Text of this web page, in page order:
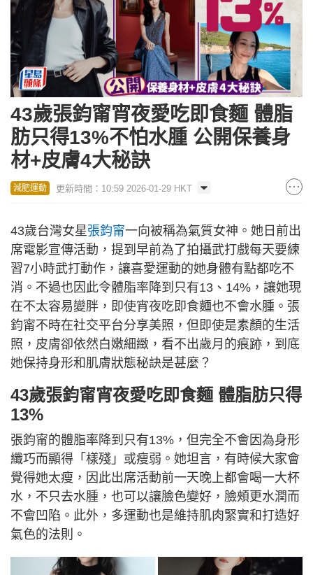
43歲張鈞甯宵夜愛吃即食麵 體脂
肪只得13%不怕水腫 公開保養身
材+皮膚4大秘訣
減肥運動 更新時間：10:59 2026-01-29 HKT
43歲台灣女星張鈞甯一向被稱為氣質女神。她日前出
席電影宣傳活動，提到早前為了拍攝武打戲每天要練
習7小時武打動作，讓喜愛運動的她身體有點都吃不
消。不過也因此令體脂率降到只有13、14%，讓她現
在不太容易變胖，即使宵夜吃即食麵也不會水腫。張
鈞甯不時在社交平台分享美照，但即使是素顏的生活
照，皮膚卻依然白嫩細緻，看不出歲月的痕跡，到底
她保持身形和肌膚狀態秘訣是甚麼？
43歲張鈞甯宵夜愛吃即食麵 體脂肪只得
13%
張鈞甯的體脂率降到只有13%，但完全不會因為身形
纖巧而顯得「樣殘」或瘦弱。她坦言，有時候大家會
覺得她太瘦，因此出席活動前一天晚上都會喝一大杯
水，不只去水腫，也可以讓臉色變好，臉頰更水潤而
不會凹陷。此外，多運動也是維持肌肉緊實和打造好
氣色的法則。